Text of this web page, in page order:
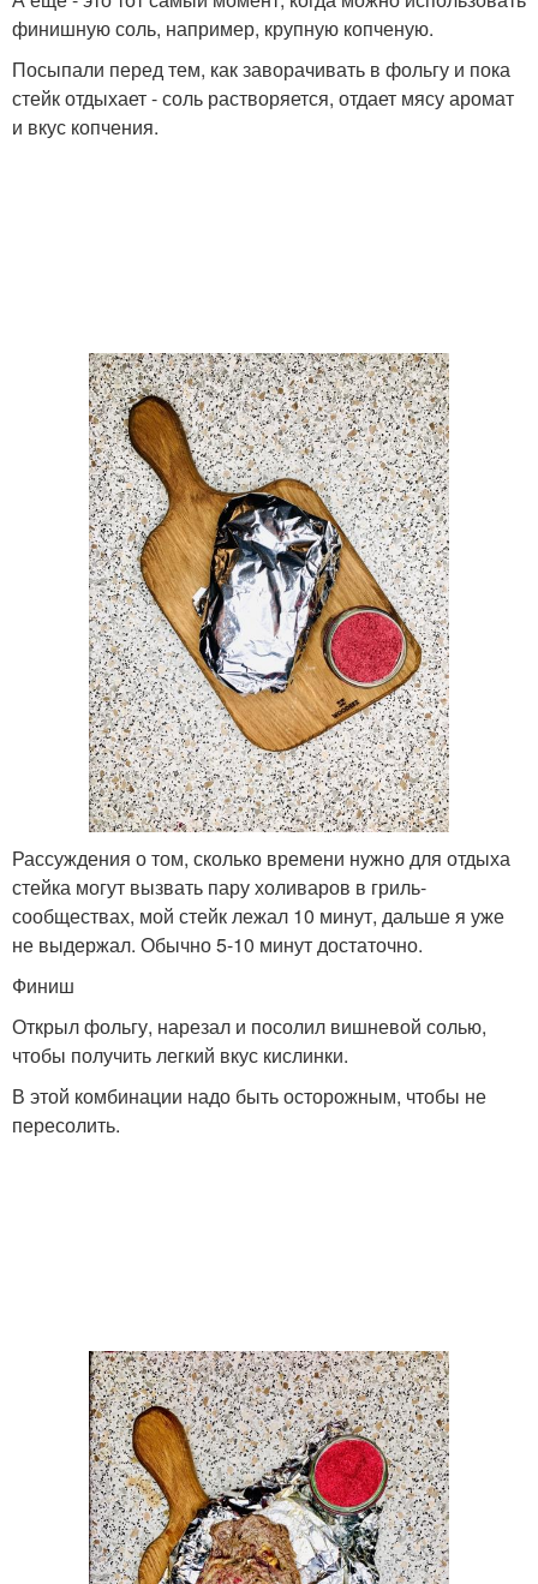
финишную соль, например, крупную копченую.
Посыпали перед тем, как заворачивать в фольгу и пока
стейк отдыхает - соль растворяется, отдает мясу аромат
и вкус копчения.
Рассуждения о том, сколько времени нужно для отдыха
стейка могут вызвать пару холиваров в гриль-
сообществах, мой стейк лежал 10 минут, дальше я уже
не выдержал. Обычно 5-10 минут достаточно.
Финиш
Открыл фольгу, нарезал и посолил вишневой солью,
чтобы получить легкий вкус кислинки.
В этой комбинации надо быть осторожным, чтобы не
пересолить.